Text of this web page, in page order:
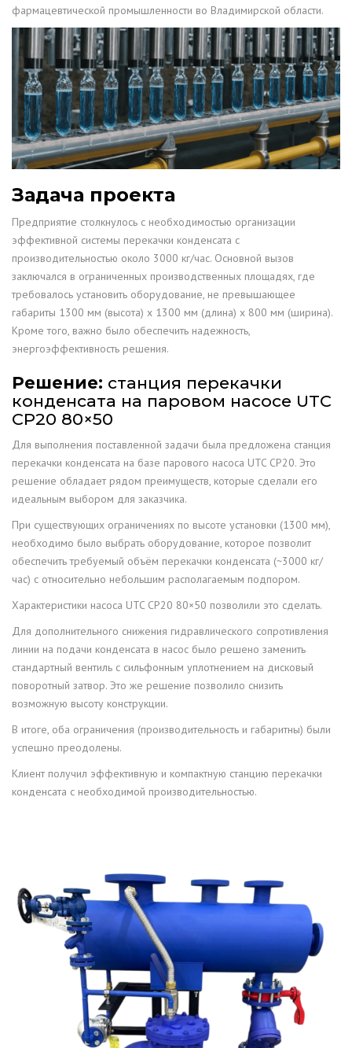
фармацевтической промышленности во Владимирской области.
Задача проекта
Предприятие столкнулось с необходимостью организации
эффективной системы перекачки конденсата с
производительностью около 3000 кг/час. Основной вызов
заключался в ограниченных производственных площадях, где
требовалось установить оборудование, не превышающее
габариты 1300 мм (высота) х 1300 мм (длина) х 800 мм (ширина).
Кроме того, важно было обеспечить надежность,
энергоэффективность решения.
Решение: станция перекачки
конденсата на паровом насосе UTC
CP20 80×50
Для выполнения поставленной задачи была предложена станция
перекачки конденсата на базе парового насоса UTC CP20. Это
решение обладает рядом преимуществ, которые сделали его
идеальным выбором для заказчика.
При существующих ограничениях по высоте установки (1300 мм),
необходимо было выбрать оборудование, которое позволит
обеспечить требуемый объём перекачки конденсата (~3000 кг/
час) с относительно небольшим располагаемым подпором.
Характеристики насоса UTC CP20 80×50 позволили это сделать.
Для дополнительного снижения гидравлического сопротивления
линии на подачи конденсата в насос было решено заменить
стандартный вентиль с сильфонным уплотнением на дисковый
поворотный затвор. Это же решение позволило снизить
возможную высоту конструкции.
В итоге, оба ограничения (производительность и габаритны) были
успешно преодолены.
Клиент получил эффективную и компактную станцию перекачки
конденсата с необходимой производительностью.